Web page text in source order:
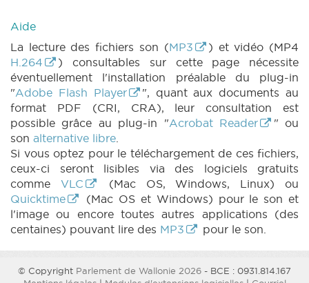
(PDF)
(2020-2021) (PDF)
|ROI 520 n2 (2020-2021)
(PDF)
|ROI 520 n3 (2020-2021) (PDF)
|
MOTION 550 n1 (2020-2021) (PDF)
|MOTION
551 n1 (2020-2021) (PDF)
|MOTION 551 n2
(2020-2021) (PDF)
|MOTION 554 n1 (2020-
2021) (PDF)
|MOTION 554 n2 (2020-2021)
(PDF)
|MOTION 555 n1 (2020-2021) (PDF)
| MOTION 555 n2 (2020-2021) (PDF)
|
MOTION 556 n1 (2020-2021) (PDF)
|MOTION
557 n1 (2020-2021) (PDF)
|MOTION 557 n2
(2020-2021) (PDF)
|MOTION 558 n1 (2020-
2021) (PDF)
|MOTION 558 n2 (2020-2021)
(PDF)
|MOTION 559 n1 (2020-2021) (PDF)
|
MOTION 559 n2 (2020-2021) (PDF)
|
MOTION 560 n1 (2020-2021) (PDF)
|MOTION
Aide
La lecture des fichiers son (MP3
) et vidéo (MP4
H.264
) consultables sur cette page nécessite
éventuellement l'installation préalable du plug-in
"Adobe Flash Player
", quant aux documents au
format PDF (CRI, CRA), leur consultation est
possible grâce au plug-in "Acrobat Reader
" ou
son alternative libre.
Si vous optez pour le téléchargement de ces fichiers,
ceux-ci seront lisibles via des logiciels gratuits
comme VLC
(Mac OS, Windows, Linux) ou
Quicktime
(Mac OS et Windows) pour le son et
l'image ou encore toutes autres applications (des
centaines) pouvant lire des MP3 pour le son.
© Copyright Parlement de Wallonie 2026 - BCE : 0931.814.167